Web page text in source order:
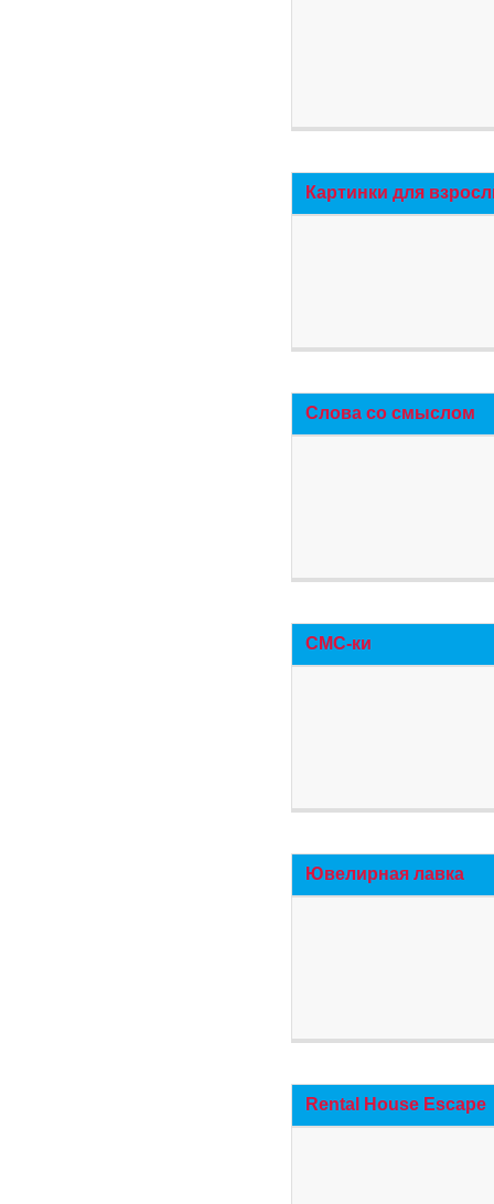
Картинки для
Слова со смыслом
СМС-ки
Ювелирная лавка
Rental House Escape